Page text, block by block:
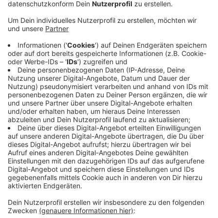
Anzeige
Die Heinrich-von-Stephan Straße ist deshalb bis
voraussichtlich Anfang November für Busse und Autos
komplett gesperrt.
Der Ausbau der neuen Gleise soll im kommenden
Frühjahr starten. Übernächstes Jahr ist dann der
Bahnhof Leverkusen Mitte dran: er soll nicht nur ein
komplett neues Gebäude bekommen, sondern auch
barrierefrei werden. Geplant sind drei neue
Aufzüge. Mit dem neuen Rhein-Ruhr-Express sollen wir
in Zukunft noch besser nach Düsseldorf und ins
Ruhrgebiet kommen.
Anzeige